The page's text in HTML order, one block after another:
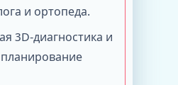
и ортопеда.
3D-диагностика и